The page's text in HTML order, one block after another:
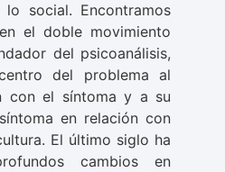
social. Encontramos
el doble movimiento
del psicoanálisis,
del problema al
con el síntoma y a su
en relación con
El último siglo ha
cambios en